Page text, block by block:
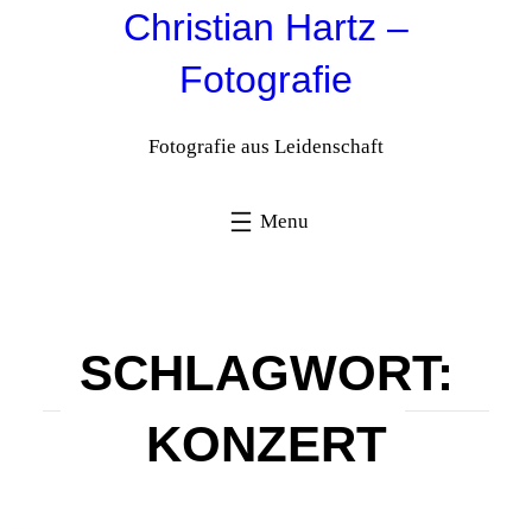
Christian Hartz –
Fotografie
Fotografie aus Leidenschaft
SCHLAGWORT:
KONZERT